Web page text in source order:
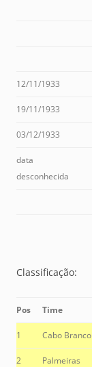
12/11/1933
19/11/1933
03/12/1933
data
desconhecida
Classificação:
Pos Time
1 Cabo Branco
2 Palmeiras